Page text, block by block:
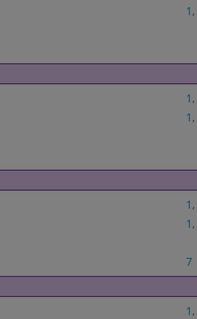
1 ,
1 ,
1 ,
1 ,
1 ,
7
1 ,